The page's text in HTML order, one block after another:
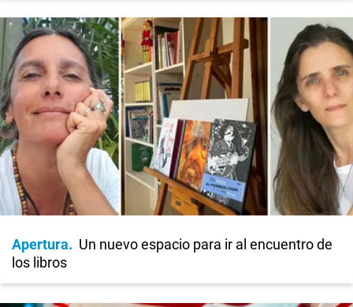
Apertura
Un nuevo espacio para ir al encuentro de
los libros